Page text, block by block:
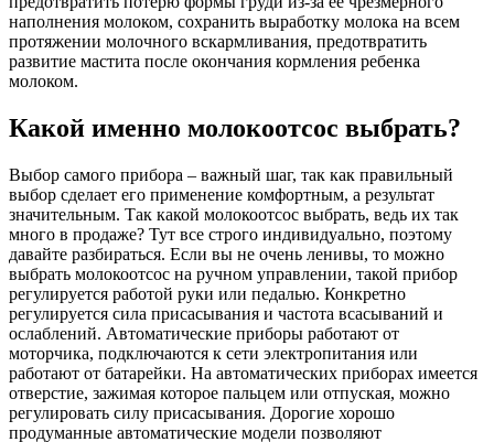
наполнения молоком, сохранить выработку молока на всем
протяжении молочного вскармливания, предотвратить
развитие мастита после окончания кормления ребенка
молоком.
Какой именно молокоотсос выбрать?
Выбор самого прибора – важный шаг, так как правильный
выбор сделает его применение комфортным, а результат
значительным. Так какой молокоотсос выбрать, ведь их так
много в продаже? Тут все строго индивидуально, поэтому
давайте разбираться. Если вы не очень ленивы, то можно
выбрать молокоотсос на ручном управлении, такой прибор
регулируется работой руки или педалью. Конкретно
регулируется сила присасывания и частота всасываний и
ослаблений. Автоматические приборы работают от
моторчика, подключаются к сети электропитания или
работают от батарейки. На автоматических приборах имеется
отверстие, зажимая которое пальцем или отпуская, можно
регулировать силу присасывания. Дорогие хорошо
продуманные автоматические модели позволяют